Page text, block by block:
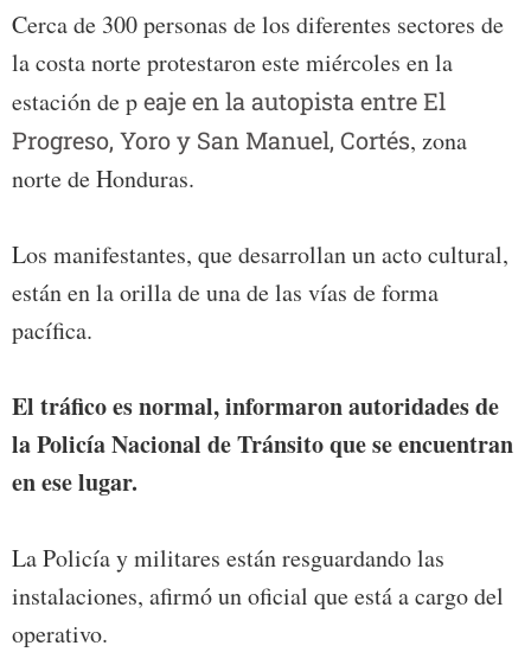
Cerca de 300 personas de los diferentes sectores de
la costa norte protestaron este miércoles en la
estación de peaje en la autopista entre El
Progreso, Yoro y San Manuel, Cortés, zona
norte de Honduras.
Los manifestantes, que desarrollan un acto cultural,
están en la orilla de una de las vías de forma
pacífica.
El tráfico es normal, informaron autoridades de
la Policía Nacional de Tránsito que se encuentran
en ese lugar.
La Policía y militares están resguardando las
instalaciones, afirmó un oficial que está a cargo del
operativo.